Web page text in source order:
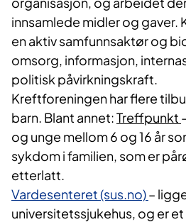
innsamlede midler og gaver.
en aktiv samfunnsaktør og
omsorg, informasjon,
politisk påvirkningskraft.
Kreftforeningen har flere
barn. Blant annet:Treffpunkt
og unge mellom 6 og 16 år
sykdom i familien, som er
etterlatt.
Vardesenteret (sus.no)–
universitetssjukehus, og er